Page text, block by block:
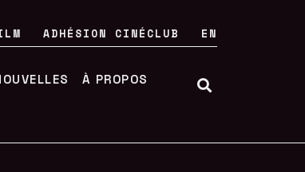
ADHÉSION CINÉCLUB EN
À PROPOS